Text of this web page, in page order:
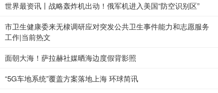
世界最资讯丨战略轰炸机出动！俄军机进入美国“防空识别区”
市卫生健康委来无棣调研应对突发公共卫生事件能力和志愿服务
工作|当前热文
面朝大海！萨拉赫社媒晒海边度假背影照
“5G车地系统”覆盖方案落地上海 环球简讯